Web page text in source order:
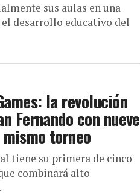
sus aulas en una
desarrollo educativo del
la revolución
Fernando con nueve
torneo
tiene su primera de cinco
combinará alto